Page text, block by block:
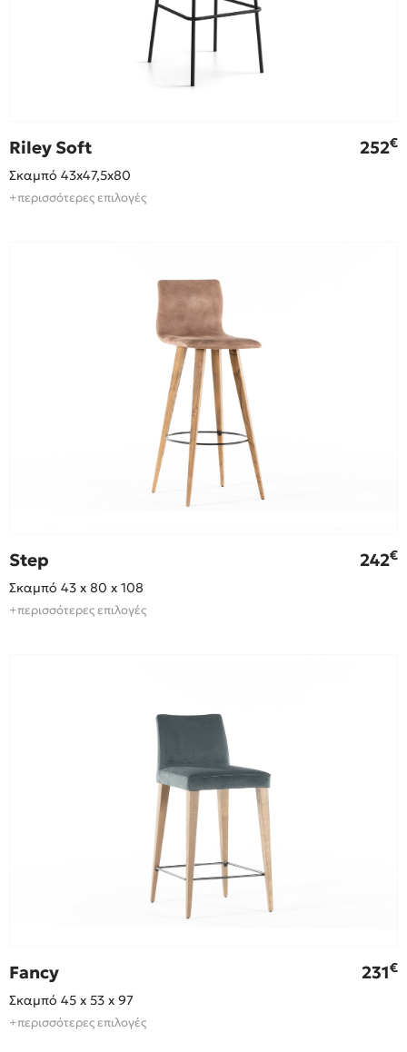
Riley Soft 252€
Σκαμπό 43x47,5x80
+περισσότερες επιλογές
Step 242€
Σκαμπό 43 x 80 x 108
+περισσότερες επιλογές
Fancy 231€
Σκαμπό 45 x 53 x 97
+περισσότερες επιλογές